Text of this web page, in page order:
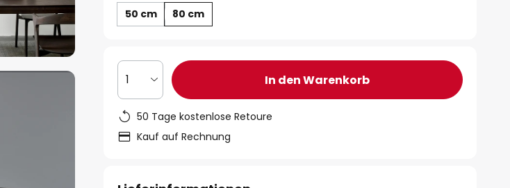
50 cm 80 cm
1 In den Warenkorb
50 Tage kostenlose Retoure
Kauf auf Rechnung